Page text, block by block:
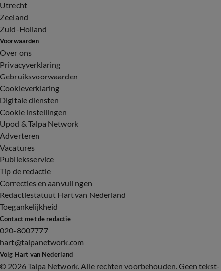
Utrecht
Zeeland
Zuid-Holland
Voorwaarden
Over ons
Privacyverklaring
Gebruiksvoorwaarden
Cookieverklaring
Digitale diensten
Cookie instellingen
Upod & Talpa Network
Adverteren
Vacatures
Publieksservice
Tip de redactie
Correcties en aanvullingen
Redactiestatuut Hart van Nederland
Toegankelijkheid
Contact met de redactie
020-8007777
hart@talpanetwork.com
Volg Hart van Nederland
© 2026 Talpa Network. Alle rechten voorbehouden. Geen tekst-